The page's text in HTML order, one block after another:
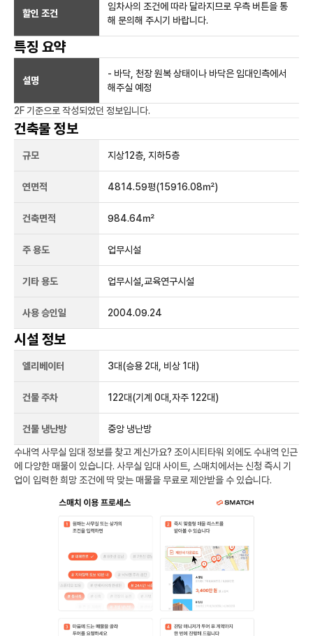
할인 조건
임차사의 조건에 따라 달라지므로 우측 버튼을 통
해 문의해 주시기 바랍니다.
특징 요약
설명
- 바닥, 천장 원복 상태이나 바닥은 임대인측에서
해주실 예정
2F 기준으로 작성되었던 정보입니다.
건축물 정보
규모 지상12층, 지하5층
연면적 4814.59평(15916.08㎡)
건축면적 984.64㎡
주 용도 업무시설
기타 용도 업무시설,교육연구시설
사용 승인일 2004.09.24
시설 정보
엘리베이터 3대(승용 2대, 비상 1대)
건물 주차 122대(기계 0대,자주 122대)
건물 냉난방 중앙 냉난방
수내역 사무실 임대 정보를 찾고 계신가요? 조이시티타워 외에도 수내역 인근
에 다양한 매물이 있습니다. 사무실 임대 사이트, 스매치에서는 신청 즉시 기
업이 입력한 희망 조건에 딱 맞는 매물을 무료로 제안받을 수 있습니다.